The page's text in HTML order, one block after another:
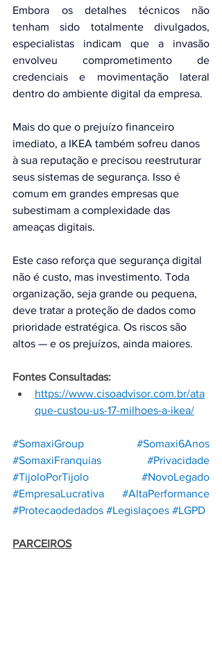
Embora os detalhes técnicos não
tenham sido totalmente divulgados,
especialistas indicam que a invasão
envolveu comprometimento de
credenciais e movimentação lateral
dentro do ambiente digital da empresa.
Mais do que o prejuízo financeiro
imediato, a IKEA também sofreu danos
à sua reputação e precisou reestruturar
seus sistemas de segurança. Isso é
comum em grandes empresas que
subestimam a complexidade das
ameaças digitais.
Este caso reforça que segurança digital
não é custo, mas investimento. Toda
organização, seja grande ou pequena,
deve tratar a proteção de dados como
prioridade estratégica. Os riscos são
altos — e os prejuízos, ainda maiores.
Fontes Consultadas:
https://www.cisoadvisor.com.br/ata
que-custou-us-17-milhoes-a-ikea/
#SomaxiGroup
#Somaxi6Anos
#SomaxiFranquias
#Privacidade
#TijoloPorTijolo
#NovoLegado
#EmpresaLucrativa
#AltaPerformance
#Protecaodedados #Legislaçoes #LGPD
PARCEIROS